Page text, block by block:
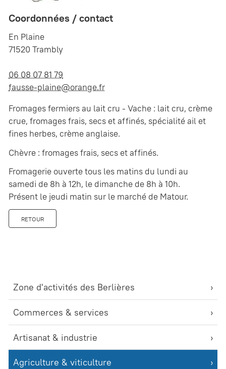
Zone d'activités des Berlières
Commerces & services
Artisanat & industrie
Agriculture & viticulture
Coordonnées / contact
En Plaine
71520 Trambly
06 08 07 81 79
fausse-plaine@orange.fr
Fromages fermiers au lait cru - Vache : lait cru, crème
crue, fromages frais, secs et affinés, spécialité ail et
fines herbes, crème anglaise.
Chèvre : fromages frais, secs et affinés.
Fromagerie ouverte tous les matins du lundi au
samedi de 8h à 12h, le dimanche de 8h à 10h.
Présent le jeudi matin sur le marché de Matour.
RETOUR